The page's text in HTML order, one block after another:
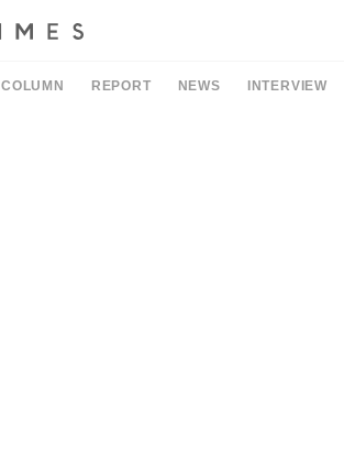
COLUMN REPORT NEWS INTERVIEW